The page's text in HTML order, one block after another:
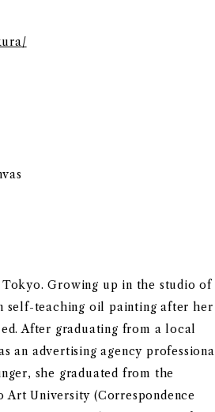
Growing up in the studio of
self-teaching oil painting after her
After graduating from a local
an advertising agency
she graduated from the
University (Correspondence